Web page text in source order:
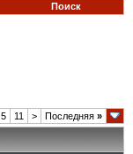
Поиск
5 11 > Последняя »